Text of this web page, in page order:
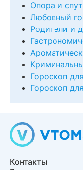
Опора и
Любовный
Родители и
Гороскоп
Гороскоп
Контакты